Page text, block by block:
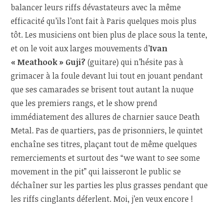
balancer leurs riffs dévastateurs avec la même
efficacité qu’ils l’ont fait à Paris quelques mois plus
tôt. Les musiciens ont bien plus de place sous la tente,
et on le voit aux larges mouvements d’Ivan
« Meathook » Guji? (guitare) qui n’hésite pas à
grimacer à la foule devant lui tout en jouant pendant
que ses camarades se brisent tout autant la nuque
que les premiers rangs, et le show prend
immédiatement des allures de charnier sauce Death
Metal. Pas de quartiers, pas de prisonniers, le quintet
enchaîne ses titres, plaçant tout de même quelques
remerciements et surtout des “we want to see some
movement in the pit” qui laisseront le public se
déchaîner sur les parties les plus grasses pendant que
les riffs cinglants déferlent. Moi, j’en veux encore !